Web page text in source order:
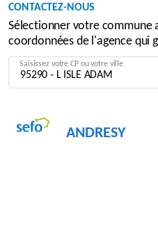
CONTACTEZ-NOUS
Sélectionner votre commune
coordonnées de l'agence qui
Saisissez votre CP ou votre ville
ANDRESY